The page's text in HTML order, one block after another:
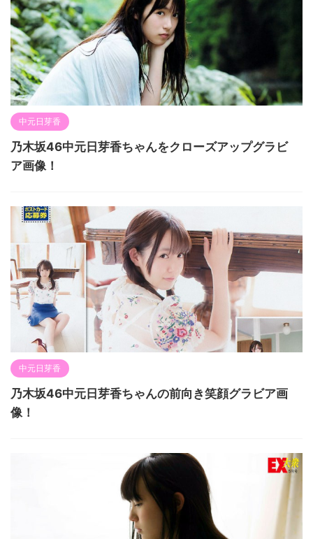
中元日芽香
乃木坂46中元日芽香ちゃんをクローズアップグラビ
ア画像！
中元日芽香
乃木坂46中元日芽香ちゃんの前向き笑顔グラビア画
像！